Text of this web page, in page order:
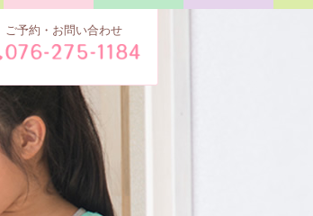
ご予約・お問い合わせ